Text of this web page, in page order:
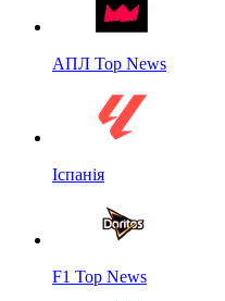
АПЛ Top News
Іспанія
F1 Top News